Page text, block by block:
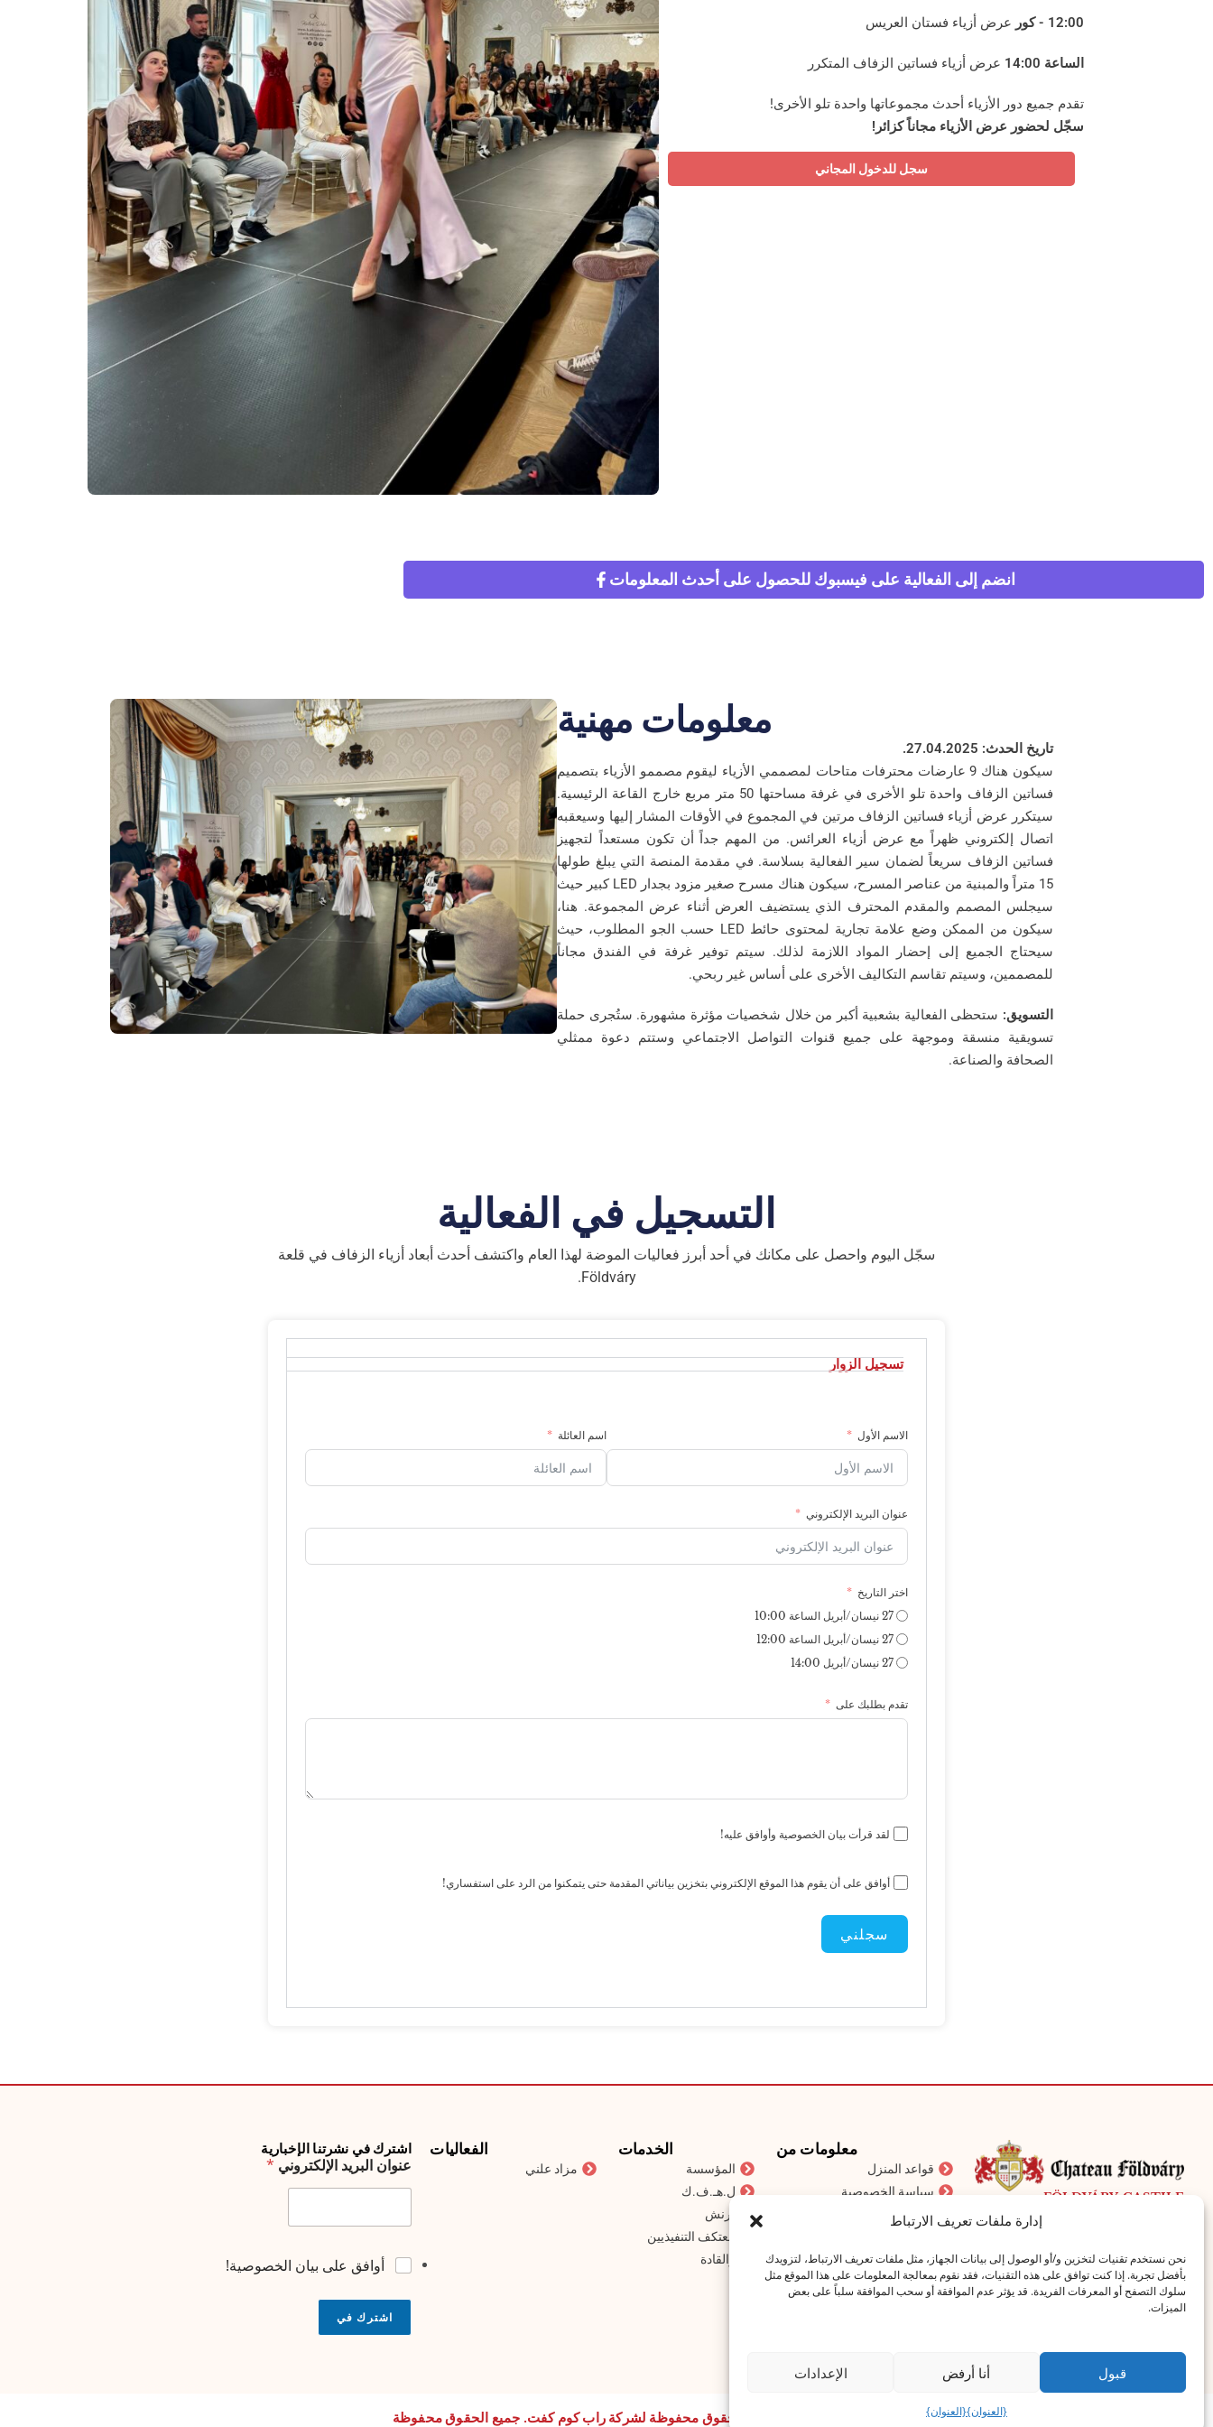
إدارة ملفات تعريف الارتباط
نحن نستخدم تقنيات لتخزين و/أو الوصول إلى بيانات الجهاز، مثل ملفات تعريف الارتباط، لتزويدك
بأفضل تجربة. إذا كنت توافق على هذه التقنيات، فقد نقوم بمعالجة المعلومات على هذا الموقع مثل
سلوك التصفح أو المعرفات الفريدة. قد يؤثر عدم الموافقة أو سحب الموافقة سلباً على بعض
الميزات.
قبول أنا أرفض الإعدادات
{العنوان}{العنوان}
12:00 - كور عرض أزياء فستان العريس
الساعة 14:00 عرض أزياء فساتين الزفاف المتكرر
تقدم جميع دور الأزياء أحدث مجموعاتها واحدة تلو الأخرى!
سجّل لحضور عرض الأزياء مجاناً كزائر!
سجل للدخول المجاني
انضم إلى الفعالية على فيسبوك للحصول على أحدث المعلومات
معلومات مهنية
تاريخ الحدث: 27.04.2025.
سيكون هناك 9 عارضات محترفات متاحات لمصممي الأزياء ليقوم مصممو الأزياء بتصميم
فساتين الزفاف واحدة تلو الأخرى في غرفة مساحتها 50 متر مربع خارج القاعة الرئيسية.
سيتكرر عرض أزياء فساتين الزفاف مرتين في المجموع في الأوقات المشار إليها وسيعقبه
اتصال إلكتروني ظهراً مع عرض أزياء العرائس. من المهم جداً أن تكون مستعداً لتجهيز
فساتين الزفاف سريعاً لضمان سير الفعالية بسلاسة. في مقدمة المنصة التي يبلغ طولها
15 متراً والمبنية من عناصر المسرح، سيكون هناك مسرح صغير مزود بجدار LED كبير حيث
سيجلس المصمم والمقدم المحترف الذي يستضيف العرض أثناء عرض المجموعة. هنا،
سيكون من الممكن وضع علامة تجارية لمحتوى حائط LED حسب الجو المطلوب، حيث
سيحتاج الجميع إلى إحضار المواد اللازمة لذلك. سيتم توفير غرفة في الفندق مجاناً
للمصممين، وسيتم تقاسم التكاليف الأخرى على أساس غير ربحي.
التسويق: ستحظى الفعالية بشعبية أكبر من خلال شخصيات مؤثرة مشهورة. ستُجرى حملة
تسويقية منسقة وموجهة على جميع قنوات التواصل الاجتماعي وستتم دعوة ممثلي
الصحافة والصناعة.
التسجيل في الفعالية
سجّل اليوم واحصل على مكانك في أحد أبرز فعاليات الموضة لهذا العام واكتشف أحدث أبعاد أزياء الزفاف في قلعة
Földváry.
تسجيل الزوار
الاسم الأول اسم العائلة
عنوان البريد الإلكتروني
اختر التاريخ
27 نيسان/أبريل الساعة 10:00
27 نيسان/أبريل الساعة 12:00
27 نيسان/أبريل 14:00
تقدم بطلبك على
لقد قرأت بيان الخصوصية وأوافق عليه!
أوافق على أن يقوم هذا الموقع الإلكتروني بتخزين بياناتي المقدمة حتى يتمكنوا من الرد على استفساري!
سجلني
FÖLDVÁRY-CASTILE
info@chateaufoldvary.hu
+36 30 166 2756
معلومات من
قواعد المنزل
سياسة الخصوصية
قواعد المزاد
بيان ملفات تعريف الارتباط
تنظيم الفعاليات
الخدمات
المؤسسة
ل.هـ.ف.ك
برنش
معتكف التنفيذيين
والقادة
الفعاليات
مزاد علني
اشترك في نشرتنا الإخبارية
عنوان البريد الإلكتروني *
أوافق على بيان الخصوصية!
اشترك في